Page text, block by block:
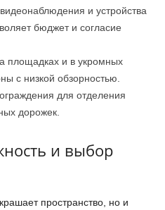
и устройства
бюджет и согласие
площадках и в укромных
с низкой обзорностью.
для отделения
дорожек.
и выбор
пространство, но и